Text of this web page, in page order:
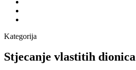
Kategorija
Stjecanje vlastitih dionica